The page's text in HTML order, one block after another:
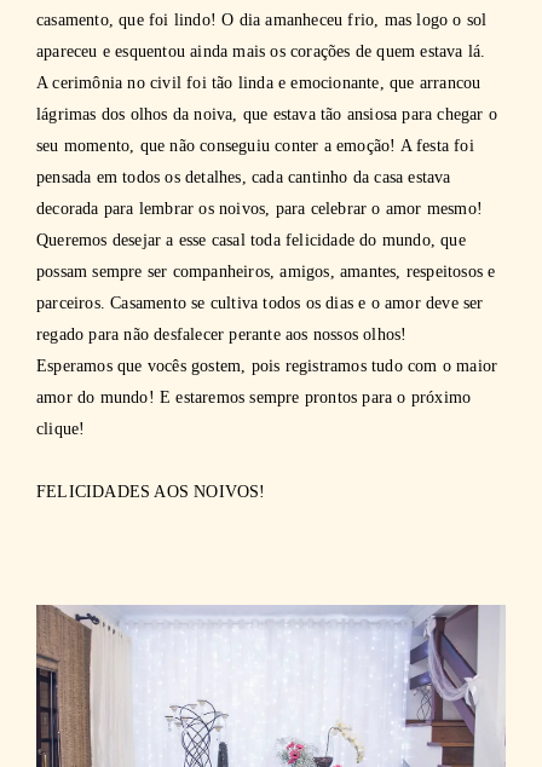
casamento, que foi lindo! O dia amanheceu frio, mas logo o sol
apareceu e esquentou ainda mais os corações de quem estava lá.
A cerimônia no civil foi tão linda e emocionante, que arrancou
lágrimas dos olhos da noiva, que estava tão ansiosa para chegar o
seu momento, que não conseguiu conter a emoção! A festa foi
pensada em todos os detalhes, cada cantinho da casa estava
decorada para lembrar os noivos, para celebrar o amor mesmo!
Queremos desejar a esse casal toda felicidade do mundo, que
possam sempre ser companheiros, amigos, amantes, respeitosos e
parceiros. Casamento se cultiva todos os dias e o amor deve ser
regado para não desfalecer perante aos nossos olhos!
Esperamos que vocês gostem, pois registramos tudo com o maior
amor do mundo! E estaremos sempre prontos para o próximo
clique!
FELICIDADES AOS NOIVOS!